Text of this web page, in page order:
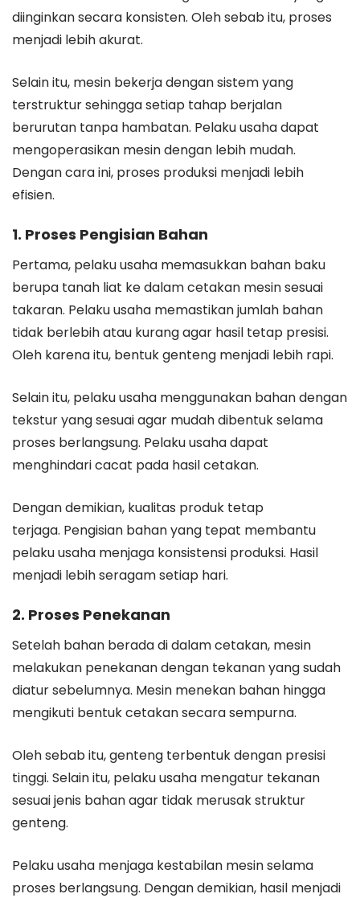
diinginkan secara konsisten. Oleh sebab itu, proses
menjadi lebih akurat.
Selain itu, mesin bekerja dengan sistem yang
terstruktur sehingga setiap tahap berjalan
berurutan tanpa hambatan. Pelaku usaha dapat
mengoperasikan mesin dengan lebih mudah.
Dengan cara ini, proses produksi menjadi lebih
efisien.
1. Proses Pengisian Bahan
Pertama, pelaku usaha memasukkan bahan baku
berupa tanah liat ke dalam cetakan mesin sesuai
takaran. Pelaku usaha memastikan jumlah bahan
tidak berlebih atau kurang agar hasil tetap presisi.
Oleh karena itu, bentuk genteng menjadi lebih rapi.
Selain itu, pelaku usaha menggunakan bahan dengan
tekstur yang sesuai agar mudah dibentuk selama
proses berlangsung. Pelaku usaha dapat
menghindari cacat pada hasil cetakan.
Dengan demikian, kualitas produk tetap
terjaga. Pengisian bahan yang tepat membantu
pelaku usaha menjaga konsistensi produksi. Hasil
menjadi lebih seragam setiap hari.
2. Proses Penekanan
Setelah bahan berada di dalam cetakan, mesin
melakukan penekanan dengan tekanan yang sudah
diatur sebelumnya. Mesin menekan bahan hingga
mengikuti bentuk cetakan secara sempurna.
Oleh sebab itu, genteng terbentuk dengan presisi
tinggi. Selain itu, pelaku usaha mengatur tekanan
sesuai jenis bahan agar tidak merusak struktur
genteng.
Pelaku usaha menjaga kestabilan mesin selama
proses berlangsung. Dengan demikian, hasil menjadi